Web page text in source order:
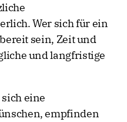
Wer sich für ein
sein, Zeit und
und langfristige
eine
empfinden